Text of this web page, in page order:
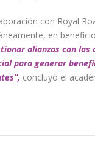
con Royal
en
alianzas con
para generar
concluyó el